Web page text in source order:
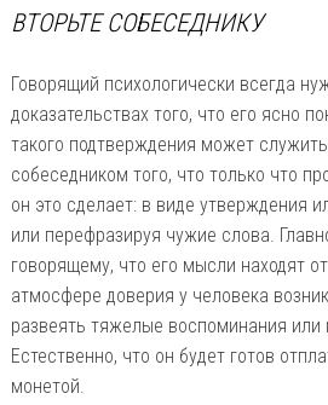
ВТОРЬТЕ СОБЕСЕДНИКУ
Говорящий психологически всегда
доказательствах того, что его ясно
такого подтверждения может
собеседником того, что только что
он это сделает: в виде утверждения
или перефразируя чужие слова.
говорящему, что его мысли находят
атмосфере доверия у человека
развеять тяжелые воспоминания или
Естественно, что он будет готов
монетой.